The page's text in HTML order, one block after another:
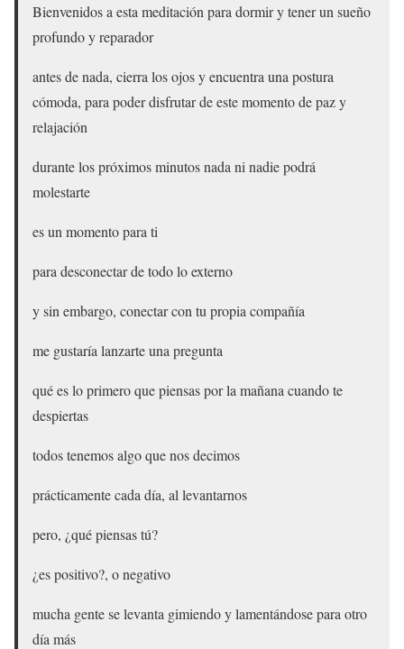
Bienvenidos a esta meditación para dormir y tener un sueño
profundo y reparador
antes de nada, cierra los ojos y encuentra una postura
cómoda, para poder disfrutar de este momento de paz y
relajación
durante los próximos minutos nada ni nadie podrá
molestarte
es un momento para ti
para desconectar de todo lo externo
y sin embargo, conectar con tu propia compañía
me gustaría lanzarte una pregunta
qué es lo primero que piensas por la mañana cuando te
despiertas
todos tenemos algo que nos decimos
prácticamente cada día, al levantarnos
pero, ¿qué piensas tú?
¿es positivo?, o negativo
mucha gente se levanta gimiendo y lamentándose para otro
día más